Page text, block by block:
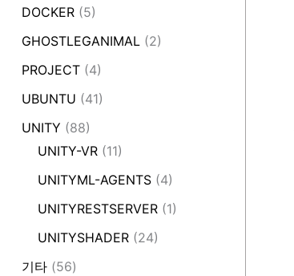
DOCKER(5)
GHOSTLEGANIMAL(2)
PROJECT(4)
UBUNTU (41)
UNITY (88)
UNITY-VR(11)
UNITYML-AGENTS(4)
UNITYRESTSERVER(1)
UNITYSHADER(24)
기타(56)